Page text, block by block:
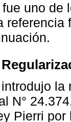
uno de
N°
Pierri